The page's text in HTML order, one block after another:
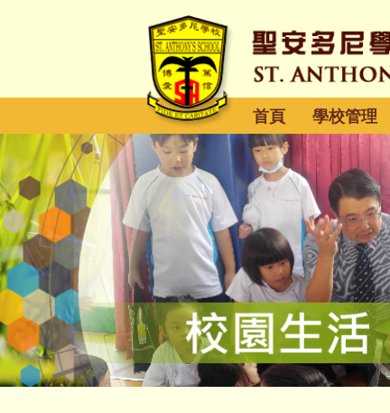
首頁 學校管理